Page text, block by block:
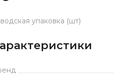
упаковка (шт)